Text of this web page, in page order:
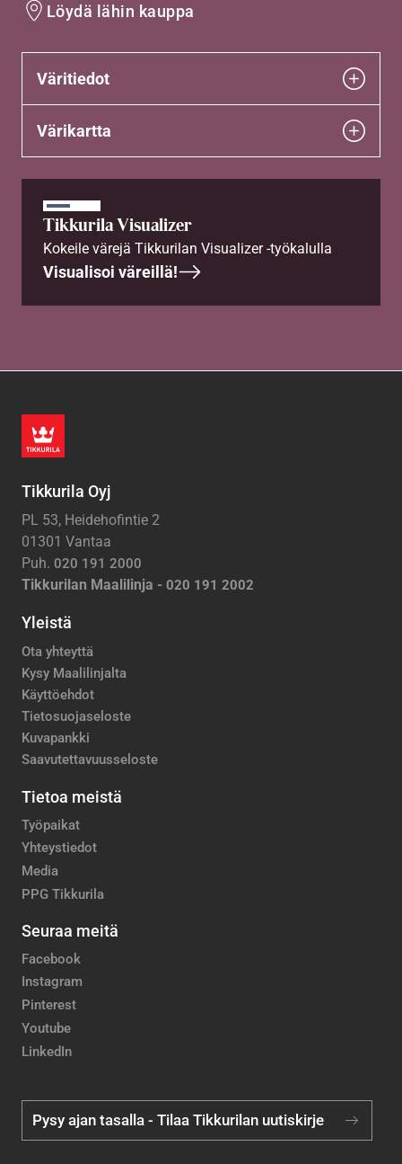
Löydä lähin kauppa
Väritiedot
Värikartta
Tikkurila Visualizer
Kokeile värejä Tikkurilan Visualizer -työkalulla
Visualisoi väreillä!
Tikkurila Oyj
PL 53, Heidehofintie 2
01301 Vantaa
Puh. 020 191 2000
Tikkurilan Maalilinja - 020 191 2002
Yleistä
Ota yhteyttä
Kysy Maalilinjalta
Käyttöehdot
Tietosuojaseloste
Kuvapankki
Saavutettavuusseloste
Tietoa meistä
Työpaikat
Yhteystiedot
Media
PPG Tikkurila
Seuraa meitä
Facebook
Instagram
Pinterest
Youtube
LinkedIn
Pysy ajan tasalla - Tilaa Tikkurilan uutiskirje